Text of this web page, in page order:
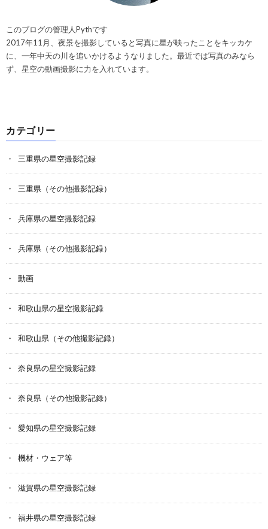
このブログの管理人Pythです
2017年11月、夜景を撮影していると写真に星が映ったことをキッカケ
に、一年中天の川を追いかけるようなりました。最近では写真のみなら
ず、星空の動画撮影に力を入れています。
カテゴリー
三重県の星空撮影記録
三重県（その他撮影記録）
兵庫県の星空撮影記録
兵庫県（その他撮影記録）
動画
和歌山県の星空撮影記録
和歌山県（その他撮影記録）
奈良県の星空撮影記録
奈良県（その他撮影記録）
愛知県の星空撮影記録
機材・ウェア等
滋賀県の星空撮影記録
福井県の星空撮影記録